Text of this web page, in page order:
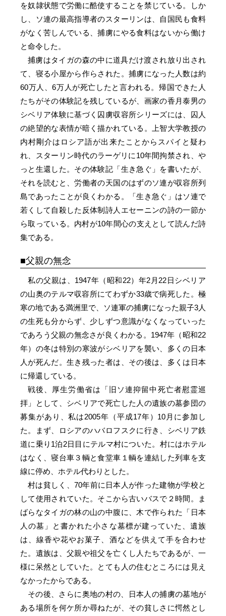
を奴隷状態で労働に酷使することを禁じている。しか
し、ソ連の最高指導者のスターリンは、自国民も食料
がなく苦しんでいる、捕虜にやる食料はないから働け
と命令した。
捕虜はタイガの森の中に道具だけ渡され放り出され
て、寝る小屋から作らされた。捕虜になった人数は約
60万人、6万人が死亡したと言われる。帰国できた人
たちがその体験記を残しているが、画家の香月泰男の
シベリア体験に基づく囚虜収容所シリーズには、囚人
の絶望的な表情が暗く描かれている。上智大学教授の
内村剛介はロシア語が出来たことからスパイと疑わ
れ、スターリン時代のラーゲリに10年間拘禁され、や
っと生還した。その体験記「生き急ぐ」を書いたが、
それを読むと、労働者の天国のはずのソ連が収容所列
島であったことが良くわかる。「生き急ぐ」はソ連で
若くして自殺した反体制詩人エセーニンの詩の一節か
ら取っている。内村が10年間心の支えとして読んだ詩
集である。
父親の無念
私の父親は、1947年（昭和22）年2月22日シベリア
の山奥のテルマ収容所にてわずか33歳で病死した。極
寒の地である満洲里で、ソ連軍の捕虜になった親子3人
の生死も分からず、少しずつ意識がなくなっていった
であろう父親の無念さが良くわかる。1947年（昭和22
年）の冬は特別の寒波がシベリアを襲い、多くの日本
人が死んだ。生き残った者は、その後は、多くは日本
に帰還している。
戦後、厚生労働省は「旧ソ連抑留中死亡者慰霊巡
拝」として、シベリアで死亡した人の遺族の墓参団の
募集があり、私は2005年（平成17年）10月に参加し
た。まず、ロシアのハバロフスクに行き、シベリア鉄
道に乗り1泊2日目にテルマ村についた。村にはホテル
はなく、寝台車３輌と食堂車１輌を連結した列車を支
線に停め、ホテル代わりとした。
村は貧しく、70年前に日本人が作った建物が学校と
して使用されていた。そこから古いバスで２時間。ま
ばらなタイガの林の山の中腹に、木で作られた「日本
人の墓」と書かれた小さな墓標が建っていた、遺族
は、線香や花やお菓子、酒などを供えて手を合わせ
た。遺族は、父親や祖父を亡くし人たちであるが、一
様に呆然としていた。とても人の住むところには見え
なかったからである。
その後、さらに奥地の村の、日本人の捕虜の墓地が
ある場所を何ケ所か尋ねたが、その貧しさに愕然とし